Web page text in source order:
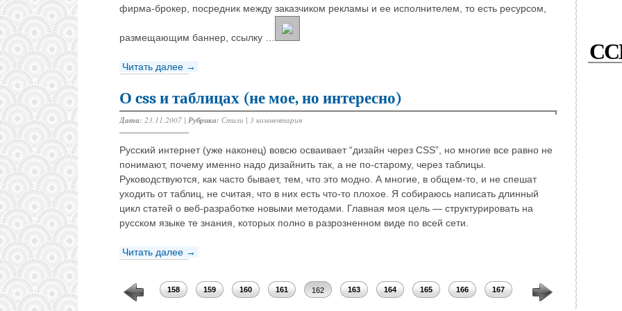
фирма-брокер, посредник между заказчиком рекламы и ее исполнителем, то есть ресурсом,
размещающим баннер, ссылку …
Читать далее →
О css и таблицах (не мое, но интересно)
Дата: 23.11.2007 | Рубрика: Стили | 3 комментария
Русский интернет (уже наконец) вовсю осваивает “дизайн через CSS”, но многие все равно не
понимают, почему именно надо дизайнить так, а не по-старому, через таблицы.
Руководствуются, как часто бывает, тем, что это модно. А многие, в общем-то, и не спешат
уходить от таблиц, не считая, что в них есть что-то плохое. Я собираюсь написать длинный
цикл статей о веб-разработке новыми методами. Главная моя цель — структурировать на
русском языке те знания, которых полно в разрозненном виде по всей сети.
Читать далее →
154 155 157 158 159 160 161 162 163 164 165 166 167 168 169